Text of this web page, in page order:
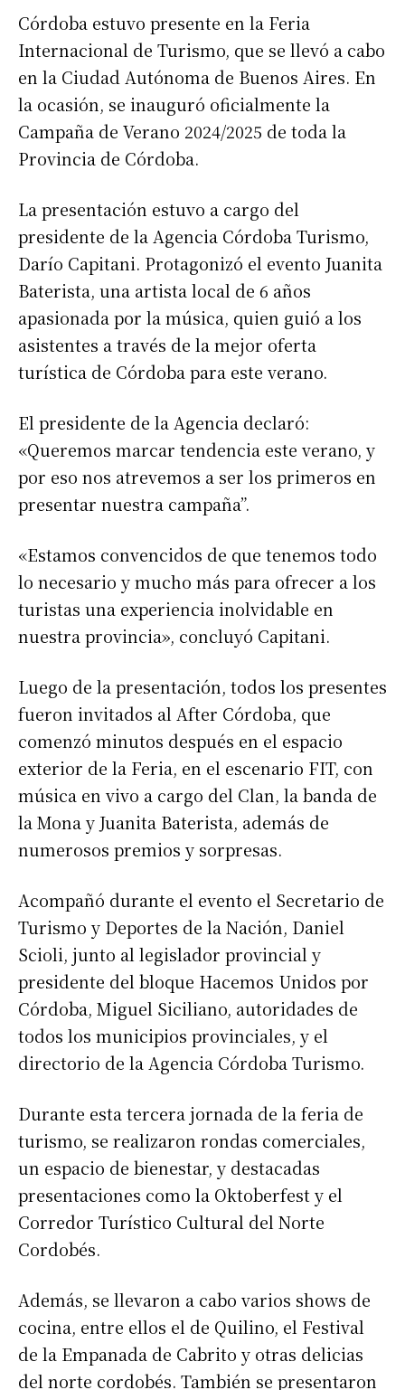
Córdoba estuvo presente en la Feria
Internacional de Turismo, que se llevó a cabo
en la Ciudad Autónoma de Buenos Aires. En
la ocasión, se inauguró oficialmente la
Campaña de Verano 2024/2025 de toda la
Provincia de Córdoba.
La presentación estuvo a cargo del
presidente de la Agencia Córdoba Turismo,
Darío Capitani. Protagonizó el evento Juanita
Baterista, una artista local de 6 años
apasionada por la música, quien guió a los
asistentes a través de la mejor oferta
turística de Córdoba para este verano.
El presidente de la Agencia declaró:
«Queremos marcar tendencia este verano, y
por eso nos atrevemos a ser los primeros en
presentar nuestra campaña”.
«Estamos convencidos de que tenemos todo
lo necesario y mucho más para ofrecer a los
turistas una experiencia inolvidable en
nuestra provincia», concluyó Capitani.
Luego de la presentación, todos los presentes
fueron invitados al After Córdoba, que
comenzó minutos después en el espacio
exterior de la Feria, en el escenario FIT, con
música en vivo a cargo del Clan, la banda de
la Mona y Juanita Baterista, además de
numerosos premios y sorpresas.
Acompañó durante el evento el Secretario de
Turismo y Deportes de la Nación, Daniel
Scioli, junto al legislador provincial y
presidente del bloque Hacemos Unidos por
Córdoba, Miguel Siciliano, autoridades de
todos los municipios provinciales, y el
directorio de la Agencia Córdoba Turismo.
Durante esta tercera jornada de la feria de
turismo, se realizaron rondas comerciales,
un espacio de bienestar, y destacadas
presentaciones como la Oktoberfest y el
Corredor Turístico Cultural del Norte
Cordobés.
Además, se llevaron a cabo varios shows de
cocina, entre ellos el de Quilino, el Festival
de la Empanada de Cabrito y otras delicias
del norte cordobés. También se presentaron